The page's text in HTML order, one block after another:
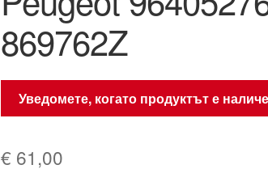
869762Z
Уведомете, когато продуктът е
€ 61,00